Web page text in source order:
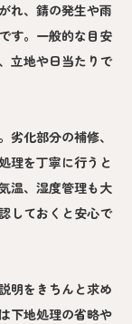
れ、錆の発生や雨
す。一般的な目安
立地や日当たりで
化部分の補修、
理を丁寧に行うと
温、湿度管理も大
しておくと安心で
明をきちんと求め
下地処理の省略や